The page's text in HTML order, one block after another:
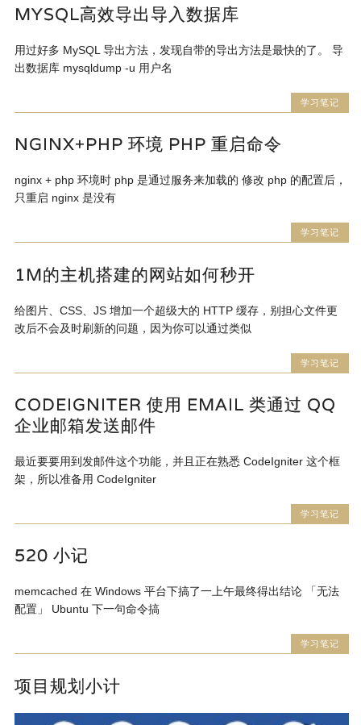
MYSQL高效导出导入数据库
用过好多 MySQL 导出方法，发现自带的导出方法是最快的了。 导
出数据库 mysqldump -u 用户名
学习笔记
NGINX+PHP 环境 PHP 重启命令
nginx + php 环境时 php 是通过服务来加载的 修改 php 的配置后，
只重启 nginx 是没有
学习笔记
1M的主机搭建的网站如何秒开
给图片、CSS、JS 增加一个超级大的 HTTP 缓存，别担心文件更
改后不会及时刷新的问题，因为你可以通过类似
学习笔记
CODEIGNITER 使用 EMAIL 类通过 QQ
企业邮箱发送邮件
最近要要用到发邮件这个功能，并且正在熟悉 CodeIgniter 这个框
架，所以准备用 CodeIgniter
学习笔记
520 小记
memcached 在 Windows 平台下搞了一上午最终得出结论 「无法
配置」 Ubuntu 下一句命令搞
学习笔记
项目规划小计